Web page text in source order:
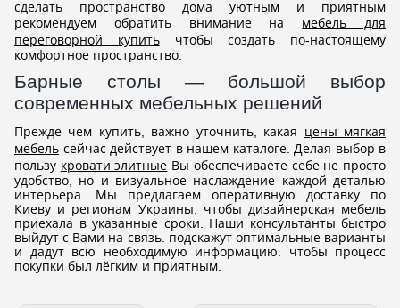
сделать пространство дома уютным и приятным
рекомендуем обратить внимание на мебель для
переговорной купитьчтобы создать по-настоящему
комфортное пространство.
Барные столы — большой выбор
современных мебельных решений
Прежде чем купить, важно уточнить, какая цены мягкая
мебель сейчас действует в нашем каталоге. Делая выбор в
пользу кровати элитные Вы обеспечиваете себе не просто
удобство, но и визуальное наслаждение каждой деталью
интерьера. Мы предлагаем оперативную доставку по
Киеву и регионам Украины, чтобы дизайнерская мебель
приехала в указанные сроки. Наши консультанты быстро
выйдут с Вами на связь. подскажут оптимальные варианты
и дадут всю необходимую информацию. чтобы процесс
покупки был лёгким и приятным.